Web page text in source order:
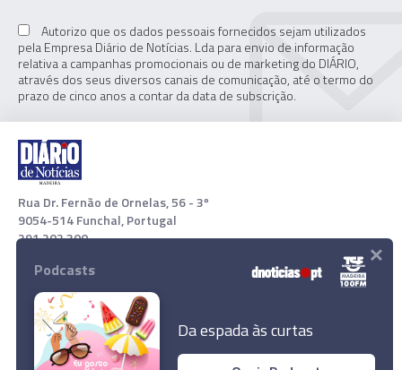
Autorizo que os dados pessoais fornecidos sejam utilizados
pela Empresa Diário de Notícias. Lda para envio de informação
relativa a campanhas promocionais ou de marketing do DIÁRIO,
através dos seus diversos canais de comunicação, até o termo do
prazo de cinco anos a contar da data de subscrição.
Rua Dr. Fernão de Ornelas, 56 - 3º
9054-514 Funchal, Portugal
291 202 300
Download App
Podcasts
Da espada às curtas
×